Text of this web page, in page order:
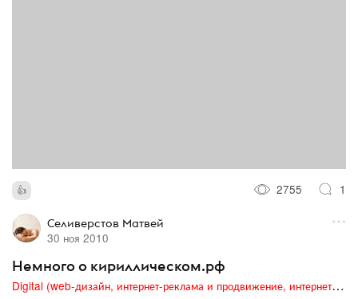
2755 1
Селиверстов Матвей
30 ноя 2010
Немного о кириллическом.рф
Digital (web-дизайн, интернет-реклама и продвижение, интернет-сообщества и блоги, интернет-коммуникации, мобильный маркетинг, реклама на цифровых экранах)